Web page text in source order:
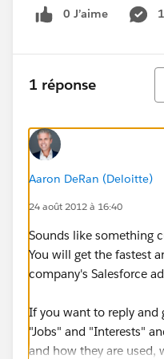
0 J’aime
1 réponse
Tri
Aaron DeRan (Deloitte)
24 août 2012 à 16:40
Sounds like something
You will get the fastest
company's Salesforce
If you want to reply and
"Jobs" and "Interests"
and how they are used,